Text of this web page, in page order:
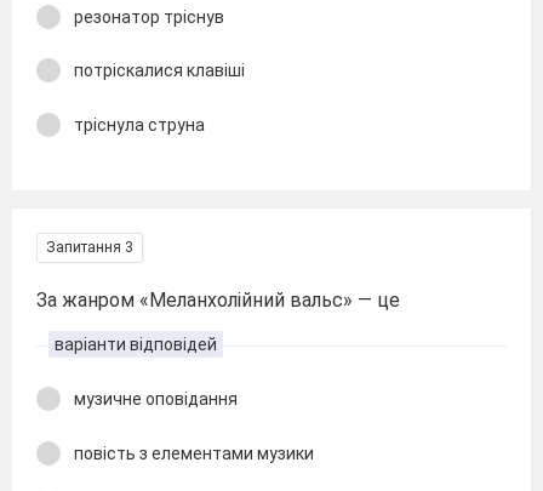
резонатор тріснув
потріскалися клавіші
тріснула струна
Запитання 3
За жанром «Меланхолійний вальс» — це
варіанти відповідей
музичне оповідання
повість з елементами музики